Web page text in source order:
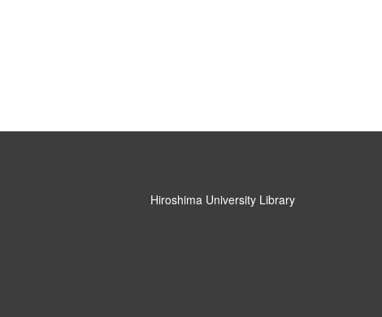
Hiroshima University Library